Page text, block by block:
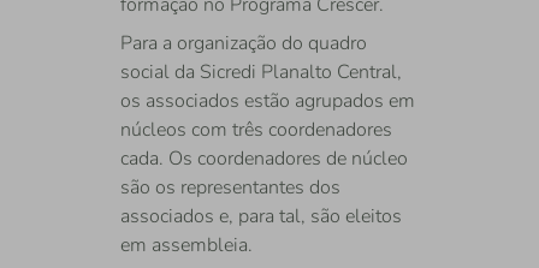
Para a organização do quadro
social da Sicredi Planalto Central,
os associados estão agrupados em
núcleos com três coordenadores
cada. Os coordenadores de núcleo
são os representantes dos
associados e, para tal, são eleitos
em assembleia.